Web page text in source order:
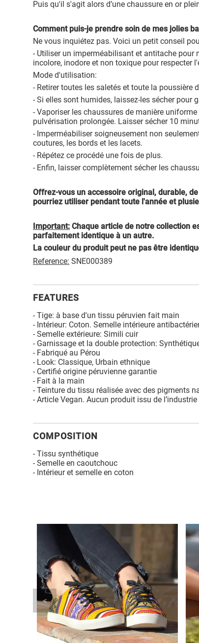
Puis qu'il s'agit alors d’une chaussure en or
Comment puis-je prendre soin de mes jolies
Ne vous inquiétez pas. Voici un petit conseil
- Utiliser un imperméabilisant et antitache pour
incolore, inodore et non toxique pour respecter
Mode d'utilisation:
- Retirer toutes les saletés et toute la poussière
- Si elles sont humides, laissez-les sécher
- Vaporiser les chaussures de manière
pulvérisation prolongée. Laisser sécher 10
- Imperméabiliser soigneusement non
coutures, les bords et les lacets.
- Répétez ce procédé une fois de plus.
- Enfin, laisser complètement sécher les
Offrez-vous un accessoire original, durable,
pourriez utiliser pendant toute l'année et
Important: Chaque article de notre collection
parfaitement identique à un autre.
La couleur du produit peut ne pas être
Reference: SNE000389
FEATURES
- Tige: à base d'un tissu péruvien fait main
- Intérieur: Coton. Semelle intérieure
- Semelle extérieure: Simili cuir
- Garnissage et la double protection:
- Fabriqué au Pérou
- Look: Classique, Urbain ethnique
- Certifié origine péruvienne garantie
- Fait à la main
- Teinture du tissu réalisée avec des pigments
- Article Vegan. Aucun produit issu de
COMPOSITION
- Tissu synthétique
- Semelle en caoutchouc
- Intérieur et semelle en coton